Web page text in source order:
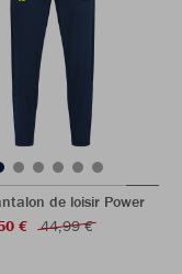
de loisir Power
€
44,99 €